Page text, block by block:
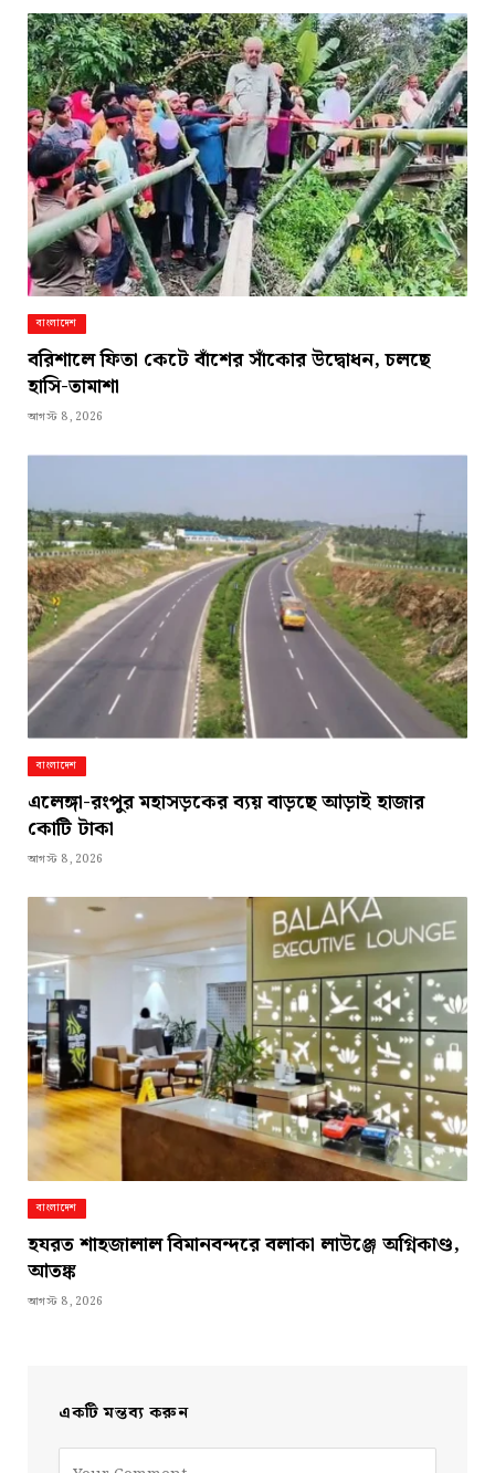
বাংলাদেশ
বরিশালে ফিতা কেটে বাঁশের সাঁকোর উদ্বোধন, চলছে
হাসি-তামাশা
আগস্ট 8, 2026
বাংলাদেশ
এলেঙ্গা-রংপুর মহাসড়কের ব্যয় বাড়ছে আড়াই হাজার
কোটি টাকা
আগস্ট 8, 2026
বাংলাদেশ
হযরত শাহজালাল বিমানবন্দরে বলাকা লাউঞ্জে অগ্নিকাণ্ড,
আতঙ্ক
আগস্ট 8, 2026
একটি মন্তব্য করুন